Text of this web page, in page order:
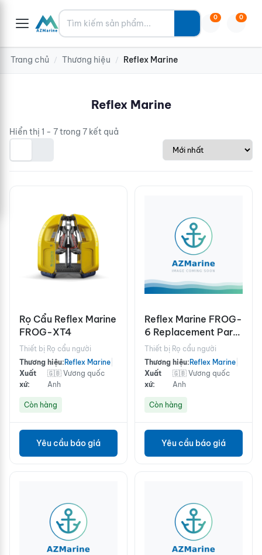
Tìm kiếm 0 0
Trang chủ / Thương hiệu / Reflex Marine
Reflex Marine
Hiển thị 1 - 7 trong 7 kết quả
Rọ Cẩu Reflex Marine
FROG-XT4
Thiết bị Rọ cẩu người
Thương hiệu: Reflex Marine
Xuất
xứ:
🇬🇧 Vương quốc
Anh
Còn hàng
Yêu cầu báo giá
Reflex Marine FROG-
6 Replacement Parts
Kit
Thiết bị Rọ cẩu người
Thương hiệu: Reflex Marine
Xuất
xứ:
🇬🇧 Vương quốc
Anh
Còn hàng
Yêu cầu báo giá